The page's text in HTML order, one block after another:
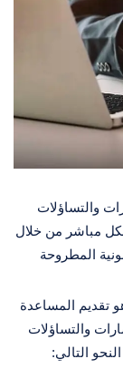
والتساؤلات
مباشر من خلال
المطروحة
تقديم المساعدة
والتساؤلات
التالي: